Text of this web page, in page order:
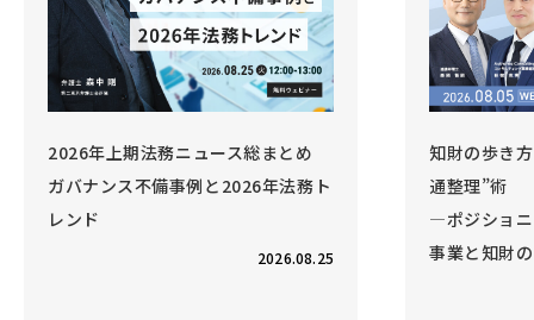
とめ
法務ト
知財の歩き方 Vol.6 事業と知財の“交
通整理”術
―ポジショニング戦略を強化する、
事業と知財のコラボレーション―